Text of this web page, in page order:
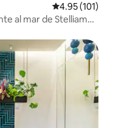
Calificación
4.95 (101)
al mar de Stelliam